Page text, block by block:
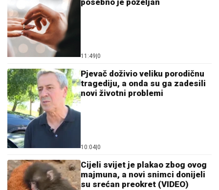
posebno je poželjan
11:49 0
Pjevač doživio veliku porodičnu
tragediju, a onda su ga zadesili
novi životni problemi
10:04 0
Cijeli svijet je plakao zbog ovog
majmuna, a novi snimci donijeli
su srećan preokret (VIDEO)